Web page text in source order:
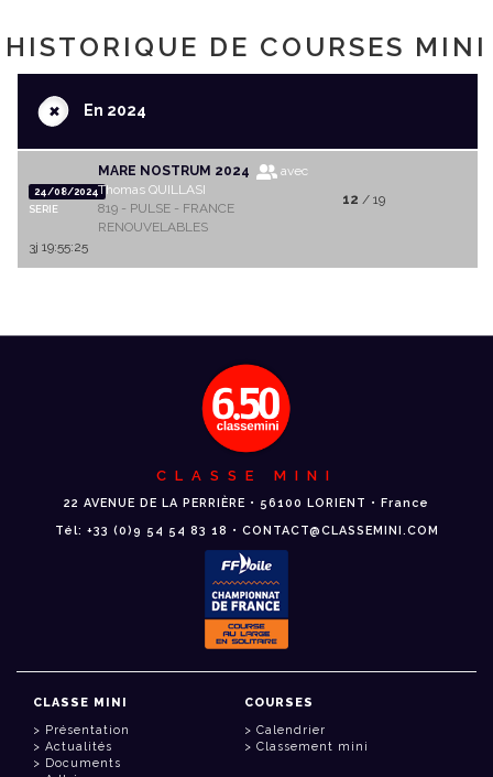
HISTORIQUE DE COURSES MINI
+En 2024
24/08/2024
SERIE
MARE NOSTRUM 2024
avec
Thomas QUILLASI
819 - PULSE - FRANCE
RENOUVELABLES
12 / 19
3j 19:55:25
CLASSE MINI
22 AVENUE DE LA PERRIÈRE • 56100 LORIENT • France
Tél: +33 (0)9 54 54 83 18 • CONTACT@CLASSEMINI.COM
CLASSE MINI
Présentation
Actualités
Documents
COURSES
Calendrier
Classement mini